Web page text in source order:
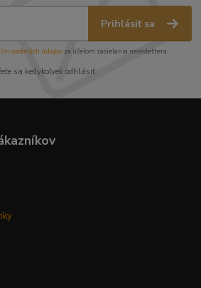
Prihlásiť sa
osobných údajov za účelom zasielania newslettera.
sa kedykoľvek odhlásiť.